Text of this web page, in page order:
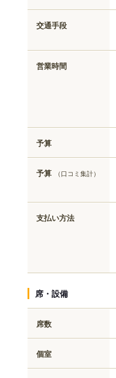
交通手段
営業時間
予算
予算 （口コミ集計）
支払い方法
席・設備
席数
個室